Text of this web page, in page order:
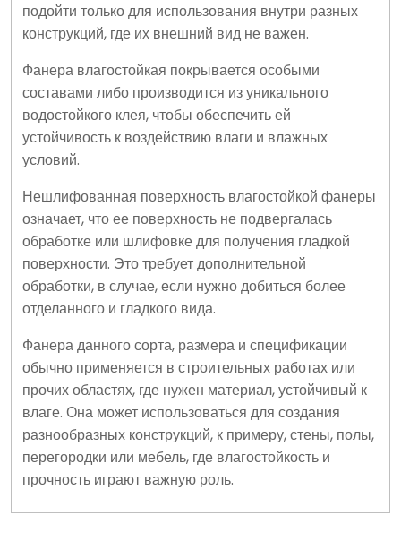
подойти только для использования внутри разных
конструкций, где их внешний вид не важен.
Фанера влагостойкая покрывается особыми
составами либо производится из уникального
водостойкого клея, чтобы обеспечить ей
устойчивость к воздействию влаги и влажных
условий.
Нешлифованная поверхность влагостойкой фанеры
означает, что ее поверхность не подвергалась
обработке или шлифовке для получения гладкой
поверхности. Это требует дополнительной
обработки, в случае, если нужно добиться более
отделанного и гладкого вида.
Фанера данного сорта, размера и спецификации
обычно применяется в строительных работах или
прочих областях, где нужен материал, устойчивый к
влаге. Она может использоваться для создания
разнообразных конструкций, к примеру, стены, полы,
перегородки или мебель, где влагостойкость и
прочность играют важную роль.